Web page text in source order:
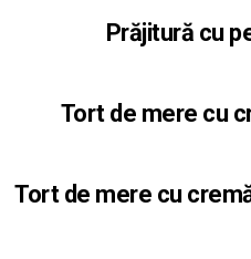
Prăjitură cu
Tort de mere cu
Tort de mere cu